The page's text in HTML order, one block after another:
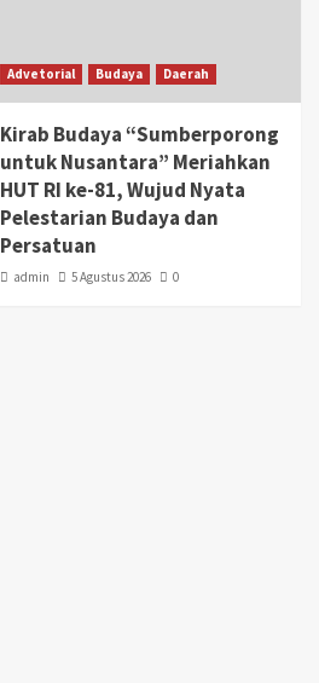
Advetorial Budaya Daerah
Kirab Budaya “Sumberporong
untuk Nusantara” Meriahkan
HUT RI ke-81, Wujud Nyata
Pelestarian Budaya dan
Persatuan
admin 5 Agustus 2026 0